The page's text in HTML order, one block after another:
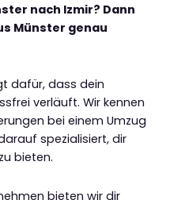
nach Izmir? Dann
Münster genau
dafür, dass dein
verläuft. Wir kennen
bei einem Umzug
spezialisiert, dir
bieten.
bieten wir dir